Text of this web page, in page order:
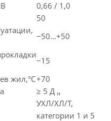
0,66 / 1,0
50
−50…+50
−15
жил,°C+70
≥ 5 Д н
УХЛ/ХЛ/Т,
категории 1 и 5